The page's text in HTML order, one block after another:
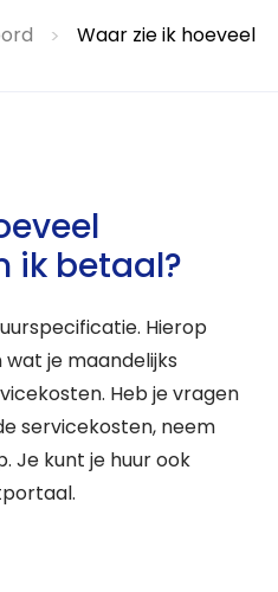
>
Waar zie ik hoeveel
ik betaal?
Hierop
je maandelijks
Heb je vragen
servicekosten, neem
Je kunt je huur ook